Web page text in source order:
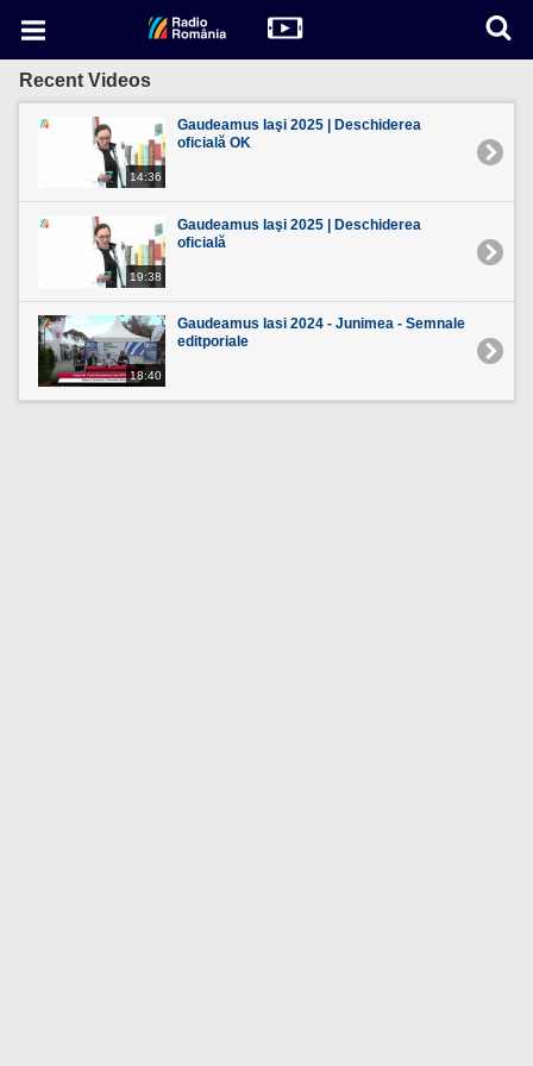
Recent Videos
14:36
Gaudeamus Iaşi 2025 | Deschiderea
oficială OK
19:38
Gaudeamus Iaşi 2025 | Deschiderea
oficială
18:40
Gaudeamus Iasi 2024 - Junimea - Semnale
editporiale